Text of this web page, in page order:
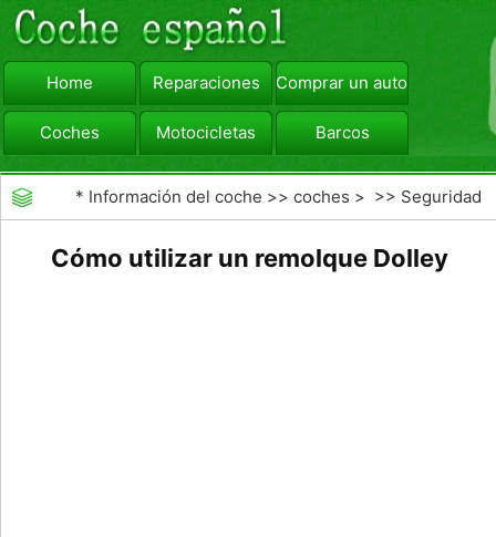
Home Reparaciones Comprar un automóvil
Coches Motocicletas Barcos
viajar Camiones
* Información del coche >>coches > >> Seguridad
Cómo utilizar un remolque Dolley